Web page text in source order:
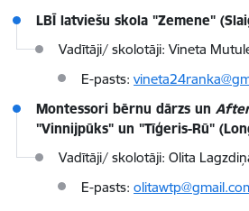
LBĪ latviešu skola "Zemene"
Vadītāji/ skolotāji: Vineta
E-pasts:
Montessori bērnu dārzs un
"Vinnijpūks" un "Tīģeris-Rū"
Vadītāji/ skolotāji: Olita
E-pasts: